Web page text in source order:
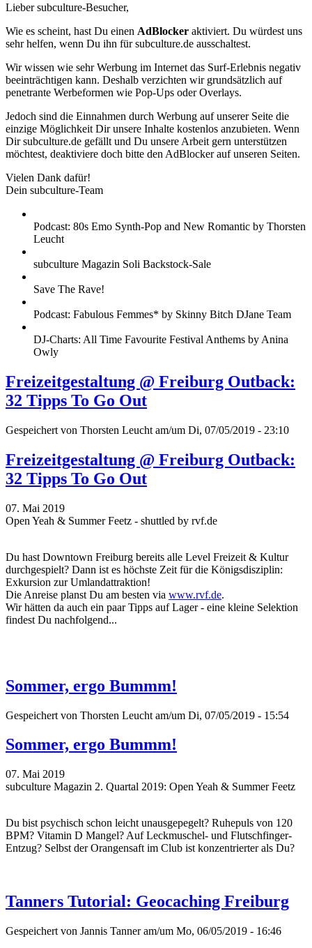
Lieber subculture-Besucher,
Wie es scheint, hast Du einen AdBlocker aktiviert. Du würdest uns
sehr helfen, wenn Du ihn für subculture.de ausschaltest.
Wir wissen wie sehr Werbung im Internet das Surf-Erlebnis negativ
beeinträchtigen kann. Deshalb verzichten wir grundsätzlich auf
penetrante Werbeformen wie Pop-Ups oder Overlays.
Jedoch sind die Einnahmen durch Werbung auf unserer Seite die
einzige Möglichkeit Dir unsere Inhalte kostenlos anzubieten. Wenn
Dir subculture.de gefällt und Du unsere Arbeit gern unterstützen
möchtest, deaktiviere doch bitte den AdBlocker auf unseren Seiten.
Vielen Dank dafür!
Dein subculture-Team
Podcast: 80s Emo Synth-Pop and New Romantic by Thorsten
Leucht
subculture Magazin Soli Backstock-Sale
Save The Rave!
Podcast: Fabulous Femmes* by Skinny Bitch DJane Team
DJ-Charts: All Time Favourite Festival Anthems by Anina
Owly
Freizeitgestaltung @ Freiburg Outback:
32 Tipps To Go Out
Gespeichert von Thorsten Leucht am/um Di, 07/05/2019 - 23:10
Freizeitgestaltung @ Freiburg Outback:
32 Tipps To Go Out
07. Mai 2019
Open Yeah & Summer Feetz - shuttled by rvf.de
Du hast Downtown Freiburg bereits alle Level Freizeit & Kultur
durchgespielt? Dann ist es höchste Zeit für die Königsdisziplin:
Exkursion zur Umlandattraktion!
Die Anreise planst Du am besten via www.rvf.de.
Wir hätten da auch ein paar Tipps auf Lager - eine kleine Selektion
findest Du nachfolgend...
Sommer, ergo Bummm!
Gespeichert von Thorsten Leucht am/um Di, 07/05/2019 - 15:54
Sommer, ergo Bummm!
07. Mai 2019
subculture Magazin 2. Quartal 2019: Open Yeah & Summer Feetz
Du bist psychisch schon leicht unausgepegelt? Ruhepuls von 120
BPM? Vitamin D Mangel? Auf Leckmuschel- und Flutschfinger-
Entzug? Selbst der Orangensaft im Club ist konzentrierter als Du?
Tanners Tutorial: Geocaching Freiburg
Gespeichert von Jannis Tanneram/um Mo, 06/05/2019 - 16:46